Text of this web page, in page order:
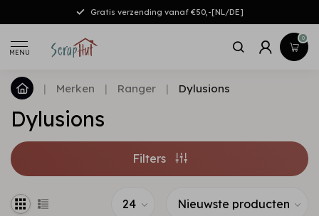
Gratis verzending vanaf €50,-[NL/DE]
MENU
0
| Merken | Ranger | Dylusions
Dylusions
Filters